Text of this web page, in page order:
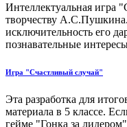
Интеллектуальная игра
творчеству А.С.Пушкина.
исключительность его
познавательные
Игра "Счастливый случай"
Эта разработка для
материала в 5 классе.
гейме "Гонка за